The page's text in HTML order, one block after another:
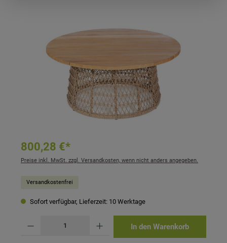
800,28 €*
Preise inkl. MwSt. zzgl. Versandkosten, wenn nicht anders angegeben.
Versandkostenfrei
Sofort verfügbar, Lieferzeit: 10 Werktage
In den Warenkorb